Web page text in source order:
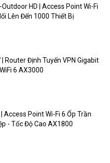
HD | Access Point Wi-Fi
Lên Đến 1000 Thiết Bị
| Router Định Tuyến VPN Gigabit
6 AX3000
Access Point Wi-Fi 6 Ốp Trần
- Tốc Độ Cao AX1800